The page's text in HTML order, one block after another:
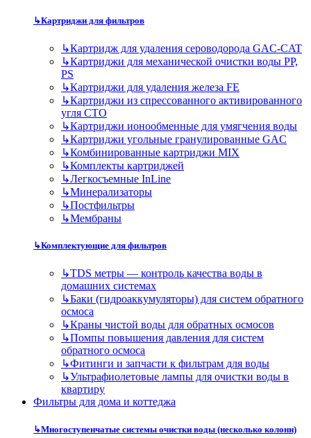
↳Картриджи для фильтров
↳Картридж для удаления сероводорода GAC-CAT
↳Картриджи для механической очистки воды PP,
PS
↳Картриджи для удаления железа FE
↳Картриджи из спрессованного активированного
угля CTO
↳Картриджи ионообменные для умягчения воды
↳Картриджи угольные гранулированные GAC
↳Комбинированные картриджи MIX
↳Комплекты картриджей
↳Легкосъемные InLine
↳Минерализаторы
↳Постфильтры
↳Мембраны
↳Комплектующие для фильтров
↳TDS метры — контроль качества воды в
домашних системах
↳Баки (гидроаккумуляторы) для систем обратного
осмоса
↳Краны чистой воды для обратных осмосов
↳Помпы повышения давления для систем
обратного осмоса
↳Фитинги и запчасти к фильтрам для воды
↳Ультрафиолетовые лампы для очистки воды в
квартиру
Фильтры для дома и коттеджа
↳Многоступенчатые системы очистки воды (несколько колонн)